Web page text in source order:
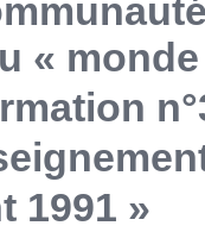
«
1991 »